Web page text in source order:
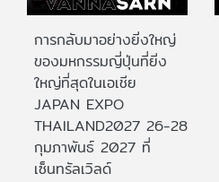
การกลับมาอย่างยิ่งใหญ่
ของมหกรรมญี่ปุ่นที่ยิ่ง
ใหญ่ที่สุดในเอเชีย
JAPAN EXPO
THAILAND2027 26-28
กุมภาพันธ์ 2027 ที่
เซ็นทรัลเวิลด์